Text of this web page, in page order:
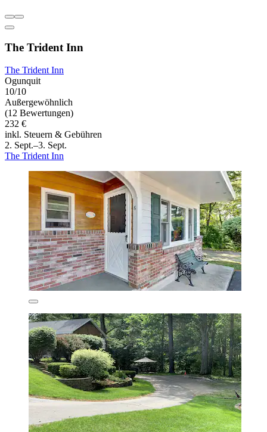
The Trident Inn
The Trident Inn
Ogunquit
10/10
Außergewöhnlich
(12 Bewertungen)
232 €
inkl. Steuern & Gebühren
2. Sept.–3. Sept.
The Trident Inn